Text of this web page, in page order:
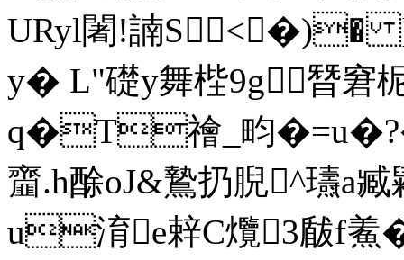
URyl闍!諵S<�)�
y� L"礎y舞梐9g朁窘柅
q�T禬_畇
齏.h酴oJ&鷙扔腉^瓙
u淯e辢C爦3瞂f鮺�